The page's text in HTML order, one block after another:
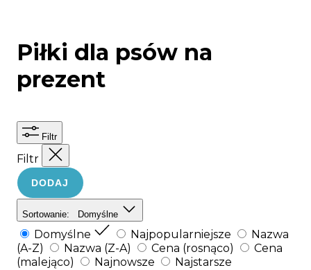
Piłki dla psów na
prezent
Filtr
Filtr
DODAJ
Sortowanie: Domyślne
Domyślne Najpopularniejsze
Nazwa
(A-Z)
Nazwa (Z-A) Cena (rosnąco)
Cena
(malejąco)
Najnowsze Najstarsze